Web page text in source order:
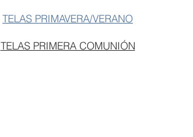
TELAS PRIMAVERA/VERANO
TELAS PRIMERA COMUNIÓN